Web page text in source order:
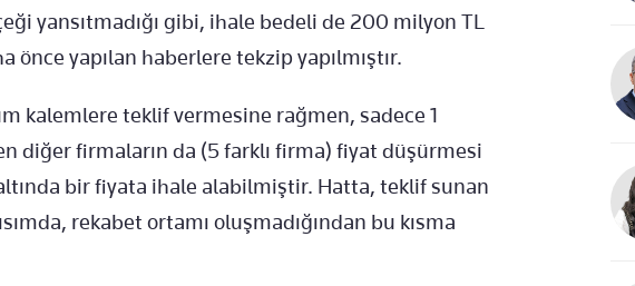
yansıtmadığı gibi, ihale bedeli de 200 milyon TL
önce yapılan haberlere tekzip yapılmıştır.
kalemlere teklif vermesine rağmen, sadece 1
diğer firmaların da (5 farklı firma) fiyat düşürmesi
bir fiyata ihale alabilmiştir. Hatta, teklif sunan
rekabet ortamı oluşmadığından bu kısma